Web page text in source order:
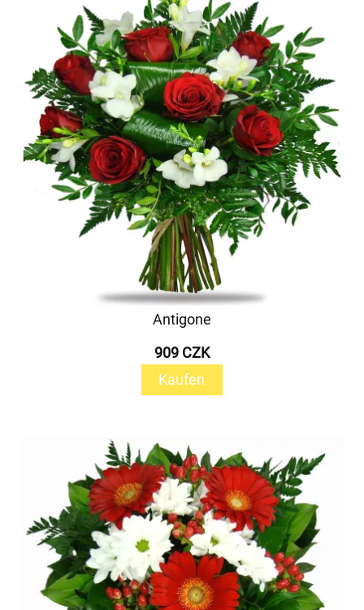
Antigone
909 CZK
Kaufen